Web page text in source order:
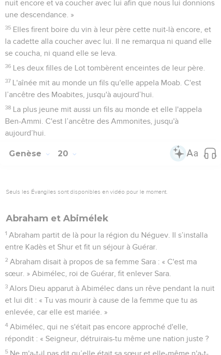
nuit encore et va coucher avec lui afin que nous lui donnions
une descendance. »
35 Elles firent boire du vin à leur père cette nuit-là encore, et
la cadette alla coucher avec lui. Il ne remarqua ni quand elle
se coucha, ni quand elle se leva.
36 Les deux filles de Lot tombèrent enceintes de leur père.
37 L'aînée mit au monde un fils qu'elle appela Moab. C'est
l’ancêtre des Moabites, jusqu'à aujourd’hui.
38 La plus jeune mit aussi un fils au monde et elle l'appela
Ben-Ammi. C'est l’ancêtre des Ammonites, jusqu'à
aujourd’hui.
Genèse 20
Seuls les Évangiles sont disponibles en vidéo pour le moment.
Abraham et Abimélek
1 Abraham partit de là pour la région du Néguev. Il s’installa
entre Kadès et Shur et fit un séjour à Guérar.
2 Abraham disait à propos de sa femme Sara : « C'est ma
sœur. » Abimélec, roi de Guérar, fit enlever Sara.
3 Alors Dieu apparut à Abimélec dans un rêve pendant la nuit
et lui dit : « Tu vas mourir à cause de la femme que tu as
enlevée, car elle est mariée. »
4 Abimélec, qui ne s'était pas encore approché d'elle,
répondit : « Seigneur, détruirais-tu même une nation juste ?
5 Ne m'a-t-il pas dit qu’elle était sa sœur et elle-même n'a-t-